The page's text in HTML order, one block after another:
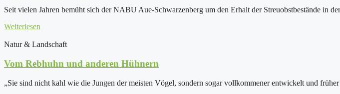
Seit vielen Jahren bemüht sich der NABU Aue-Schwarzenberg um den Erhalt der Streuobstbestände in
Weiterlesen
Natur & Landschaft
Vom Rebhuhn und anderen Hühnern
„Sie sind nicht kahl wie die Jungen der meisten Vögel, sondern sogar vollkommener entwickelt und